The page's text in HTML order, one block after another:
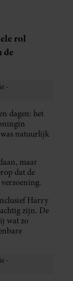
rol
de
dagen: het
was natuurlijk
maar
dat de
Harry
zijn. De
wat zo